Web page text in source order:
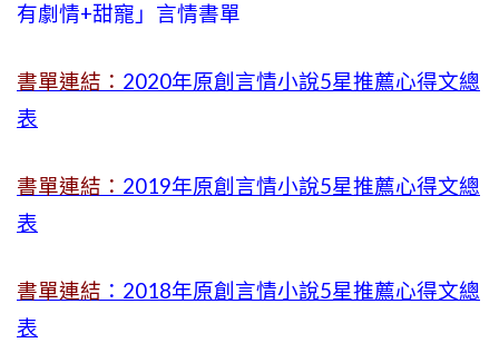
有劇情+甜寵」言情書單
書單連結： 2020年原創言情小說5星推薦心得文總
表
書單連結： 2019年原創言情小說5星推薦心得文總
表
書單連結 ：2018年原創言情小說5星推薦心得文總
表